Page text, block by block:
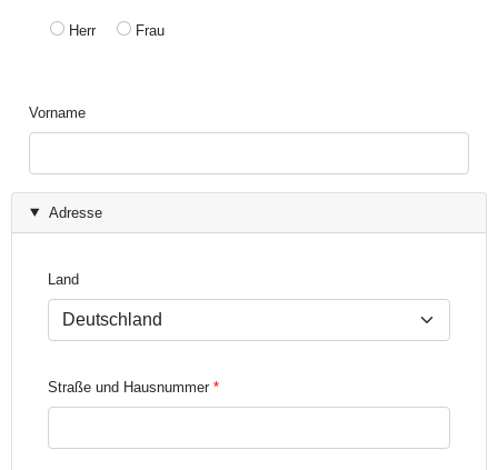
Herr Frau
Vorname
Adresse
Land
Straße und Hausnummer